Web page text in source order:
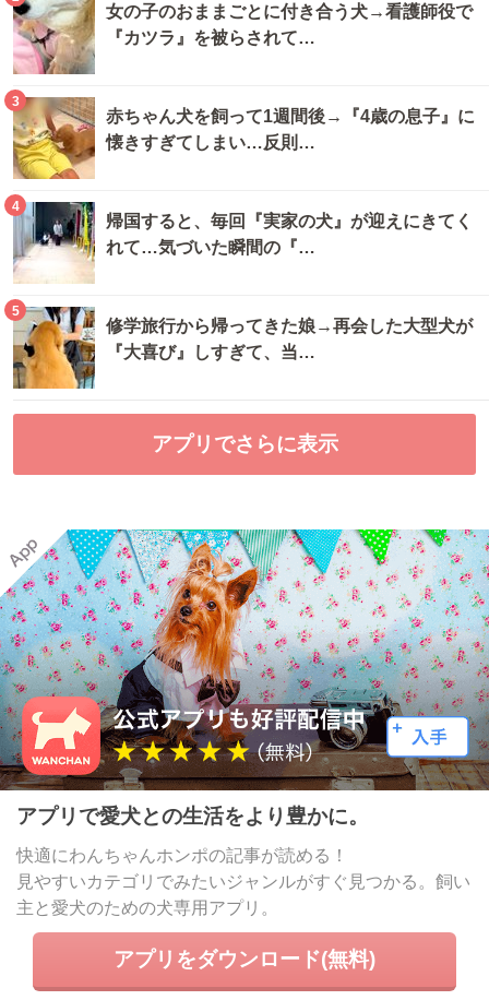
女の子のおままごとに付き合う犬→看護師役で
『カツラ』を被らされて…
3
赤ちゃん犬を飼って1週間後→『4歳の息子』に
懐きすぎてしまい…反則…
4
帰国すると、毎回『実家の犬』が迎えにきてく
れて…気づいた瞬間の『…
5
修学旅行から帰ってきた娘→再会した大型犬が
『大喜び』しすぎて、当…
アプリでさらに表示
アプリで愛犬との生活をより豊かに。
快適にわんちゃんホンポの記事が読める！
見やすいカテゴリでみたいジャンルがすぐ見つかる。飼い
主と愛犬のための犬専用アプリ。
アプリをダウンロード(無料)